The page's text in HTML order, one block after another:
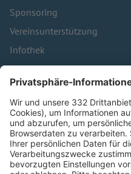
Sponsoring
Vereinsunterstützung
Infothek
Kontakt
HÄUFIG BESUCHTE
Pässe und Vereinswechsel
Trainerausbildung
Schulungsangebot